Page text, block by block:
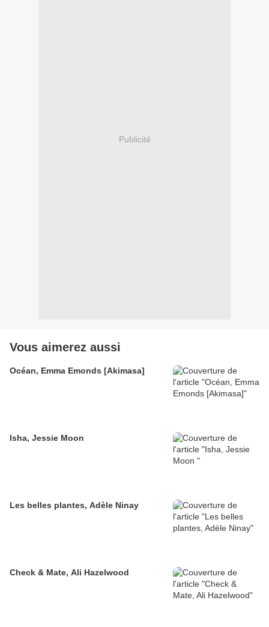
Publicité
Vous aimerez aussi
Océan, Emma Emonds [Akimasa]
Isha, Jessie Moon
Les belles plantes, Adèle Ninay
Check & Mate, Ali Hazelwood